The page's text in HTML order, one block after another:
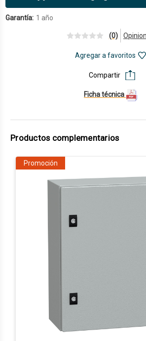
Garantía: 1 año
Ficha técnica
Compartir
(0)
Agregar a favoritos
Productos complementarios
Promoción